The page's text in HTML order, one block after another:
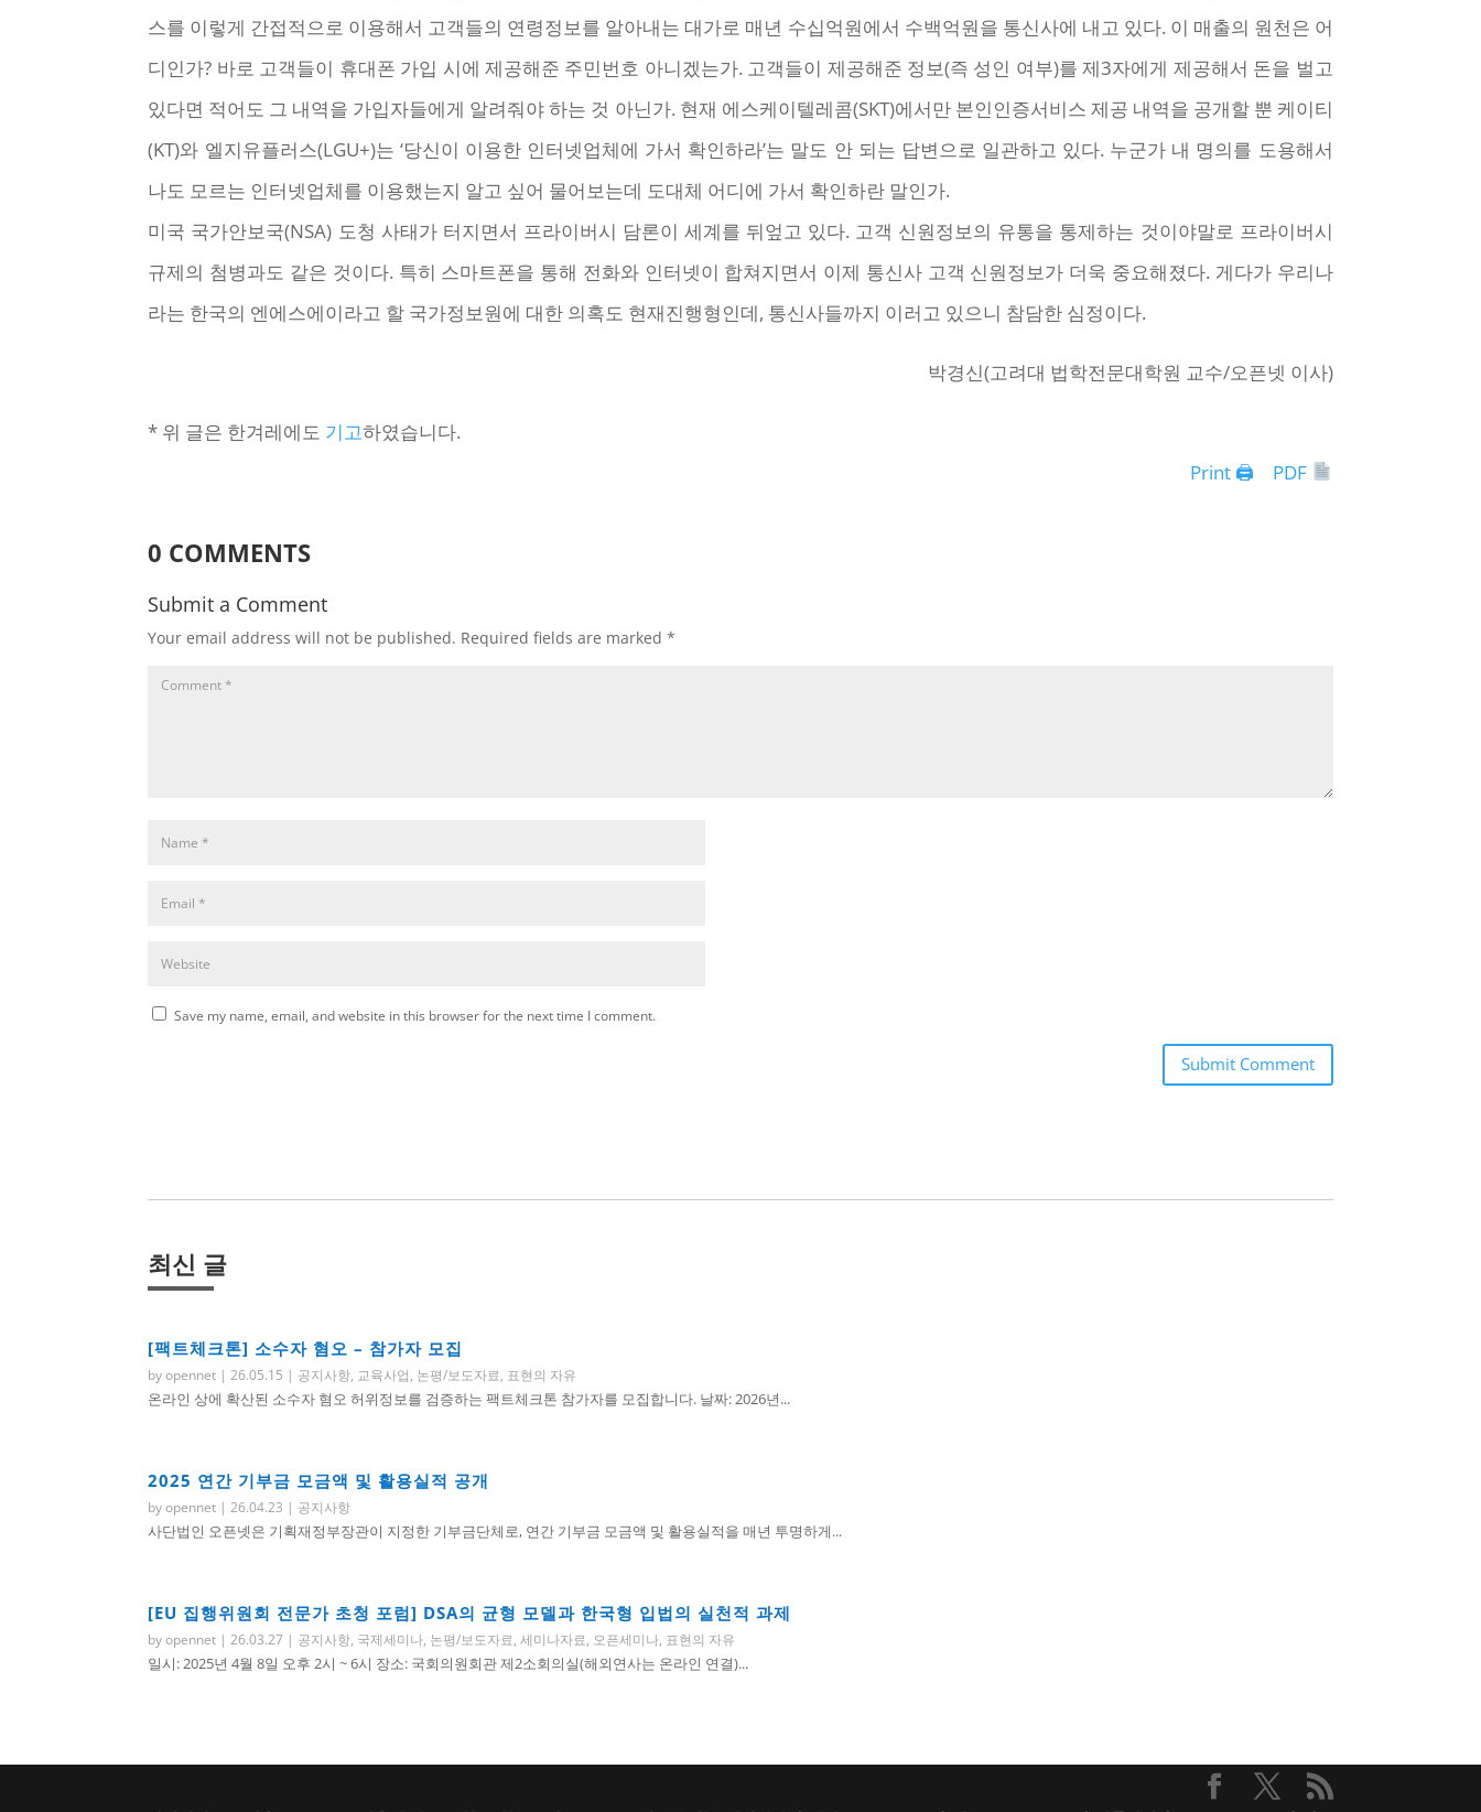
스를 이렇게 간접적으로 이용해서 고객들의 연령정보를 알아내는 대가로 매년 수십억원에서 수백억원을 통신사에 내고 있다. 이 매출의 원천은 어
디인가? 바로 고객들이 휴대폰 가입 시에 제공해준 주민번호 아니겠는가. 고객들이 제공해준 정보(즉 성인 여부)를 제3자에게 제공해서 돈을 벌고
있다면 적어도 그 내역을 가입자들에게 알려줘야 하는 것 아닌가. 현재 에스케이텔레콤(SKT)에서만 본인인증서비스 제공 내역을 공개할 뿐 케이티
(KT)와 엘지유플러스(LGU+)는 ‘당신이 이용한 인터넷업체에 가서 확인하라’는 말도 안 되는 답변으로 일관하고 있다. 누군가 내 명의를 도용해서
나도 모르는 인터넷업체를 이용했는지 알고 싶어 물어보는데 도대체 어디에 가서 확인하란 말인가.
미국 국가안보국(NSA) 도청 사태가 터지면서 프라이버시 담론이 세계를 뒤엎고 있다. 고객 신원정보의 유통을 통제하는 것이야말로 프라이버시
규제의 첨병과도 같은 것이다. 특히 스마트폰을 통해 전화와 인터넷이 합쳐지면서 이제 통신사 고객 신원정보가 더욱 중요해졌다. 게다가 우리나
라는 한국의 엔에스에이라고 할 국가정보원에 대한 의혹도 현재진행형인데, 통신사들까지 이러고 있으니 참담한 심정이다.
박경신(고려대 법학전문대학원 교수/오픈넷 이사)
* 위 글은 한겨레에도 기고하였습니다.
Print 🖨
PDF
0 COMMENTS
Submit a Comment
Your email address will not be published. Required fields are marked*
Save my name, email, and website in this browser for the next time I comment.
Submit Comment
최신 글
[팩트체크톤] 소수자 혐오 – 참가자 모집
byopennet |26.05.15 | 공지사항, 교육사업, 논평/보도자료, 표현의 자유
온라인 상에 확산된 소수자 혐오 허위정보를 검증하는 팩트체크톤 참가자를 모집합니다. 날짜: 2026년...
2025 연간 기부금 모금액 및 활용실적 공개
byopennet |26.04.23 | 공지사항
사단법인 오픈넷은 기획재정부장관이 지정한 기부금단체로, 연간 기부금 모금액 및 활용실적을 매년 투명하게...
[EU 집행위원회 전문가 초청 포럼] DSA의 균형 모델과 한국형 입법의 실천적 과제
byopennet |26.03.27 | 공지사항, 국제세미나, 논평/보도자료,세미나자료, 오픈세미나, 표현의 자유
일시: 2025년 4월 8일 오후 2시 ~ 6시 장소: 국회의원회관 제2소회의실(해외연사는 온라인 연결)...